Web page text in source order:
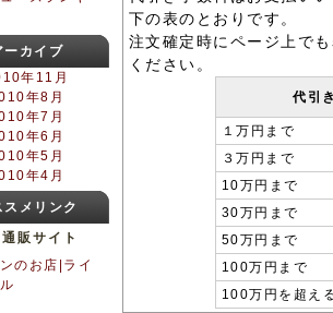
下の表のとおりです。
注文確定時にページ上で
ください。
代引
１万円まで
３万円まで
10万円まで
30万円まで
50万円まで
100万円まで
100万円を超え
ーカイブ
年11月
年8月
年7月
年6月
年5月
年4月
スメリンク
販サイト
のお店|ライ